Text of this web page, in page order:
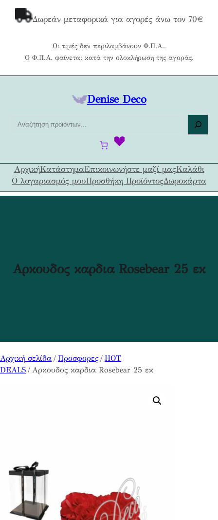
Δωρεάν μεταφορικά για αγορές άνω τον 70€
Οι τιμές δεν περιλαμβάνουν Φ.Π.Α..
Ο Φ.Π.Α. φαίνεται κατά την ολοκλήρωση της αγοράς.
Denise Deco
ή
τ
η
ΑρχικήΚατάστημαΕπικοινωνήστε μαζί μαςΚαλάθι
Ο λογαριασμός μουΠροσθήκη ΠροϊόντοςΔωροκάρτα
Αρκουδος καρδια Rosebear 25 εκ
Αρχική σελίδα / Προσφορες / HOT
DEALS / Αρκουδος καρδια Rosebear 25 εκ